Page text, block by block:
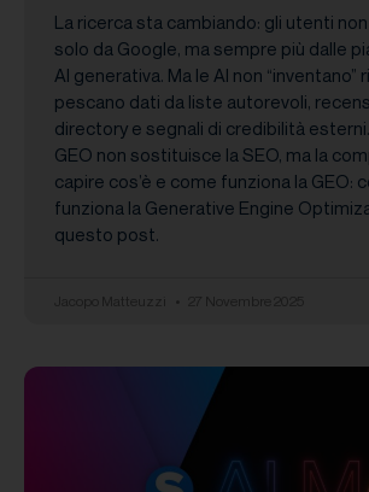
La ricerca sta cambiando: gli utenti
solo da Google, ma sempre più dalle
AI generativa. Ma le AI non “inventano”
pescano dati da liste autorevoli,
directory e segnali di credibilità
GEO non sostituisce la SEO, ma la
capire cos’è e come funziona la GEO:
funziona la Generative Engine
questo post.